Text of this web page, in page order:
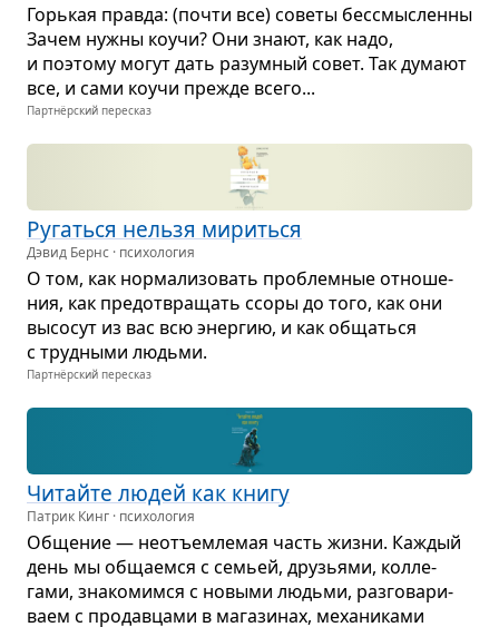
Горь­кая правда: (почти все) советы бес­смыс­ленны
Зачем нужны коучи? Они знают, как надо,
и поэтому могут дать разум­ный совет. Так думают
все, и сами коучи прежде всего...
Партнёрский пересказ
Ругаться нельзя мириться
Дэвид Бернс · психология
О том, как нор­ма­ли­зо­вать про­блем­ные отно­ше­
ния, как предот­вра­щать ссоры до того, как они
высо­сут из вас всю энер­гию, и как общаться
с труд­ными людьми.
Партнёрский пересказ
Читайте людей как книгу
Патрик Кинг · психология
Обще­ние — неотъем­ле­мая часть жизни. Каж­дый
день мы обща­емся с семьей, дру­зьями, кол­ле­
гами, зна­ко­мимся с новыми людьми, раз­го­ва­ри­
ваем с про­дав­цами в мага­зи­нах, меха­ни­ками